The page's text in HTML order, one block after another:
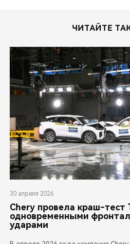
ЧИТАЙТЕ
30 апреля 2026
Chery провела краш-тест
одновременными
ударами